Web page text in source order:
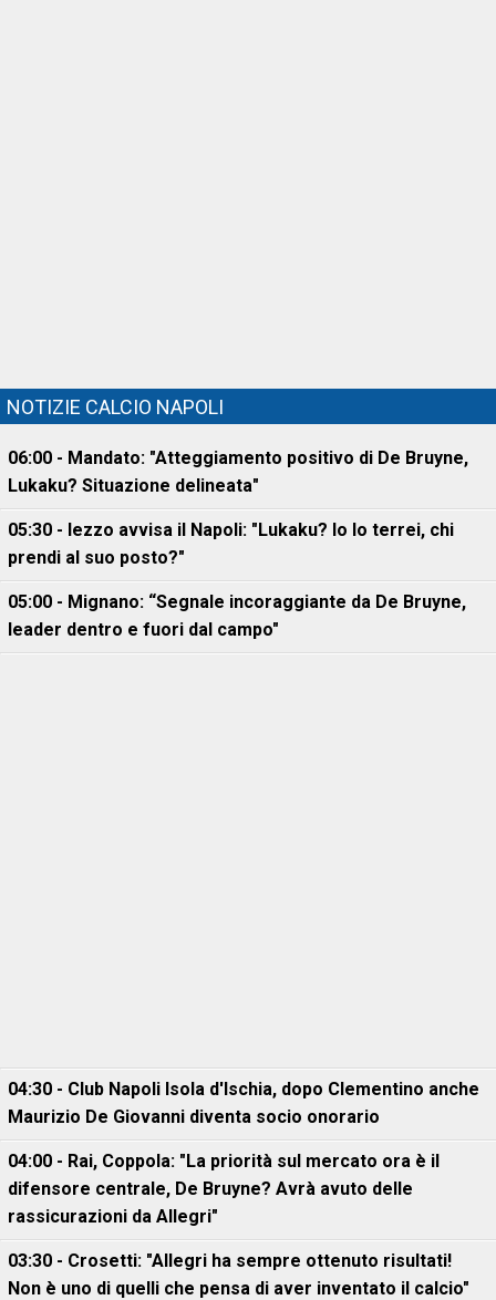
NOTIZIE CALCIO NAPOLI
06:00 - Mandato: "Atteggiamento positivo di De Bruyne,
Lukaku? Situazione delineata"
05:30 - Iezzo avvisa il Napoli: "Lukaku? Io lo terrei, chi
prendi al suo posto?"
05:00 - Mignano: “Segnale incoraggiante da De Bruyne,
leader dentro e fuori dal campo"
04:30 - Club Napoli Isola d'Ischia, dopo Clementino anche
Maurizio De Giovanni diventa socio onorario
04:00 - Rai, Coppola: "La priorità sul mercato ora è il
difensore centrale, De Bruyne? Avrà avuto delle
rassicurazioni da Allegri"
03:30 - Crosetti: "Allegri ha sempre ottenuto risultati!
Non è uno di quelli che pensa di aver inventato il calcio"